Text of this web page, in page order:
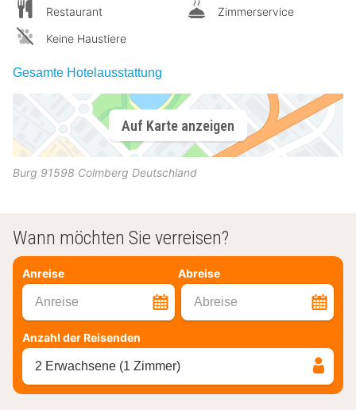
Restaurant
Keine Haustiere
Zimmerservice
Gesamte Hotelausstattung
Auf Karte anzeigen
Burg 91598 Colmberg Deutschland
Wann möchten Sie verreisen?
Anreise Abreise
Anreise Abreise
Anzahl der Reisenden
2 Erwachsene (1 Zimmer)